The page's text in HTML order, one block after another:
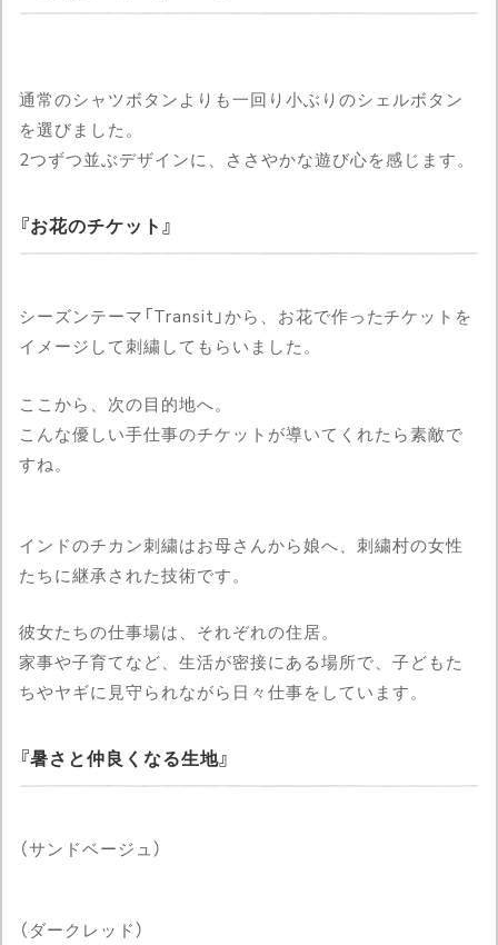
通常のシャツボタンよりも一回り小ぶりのシェルボタン
を選びました。
2つずつ並ぶデザインに、ささやかな遊び心を感じます。
お花のチケット
シーズンテーマ「Transit」から、お花で作ったチケットを
イメージして刺繍してもらいました。
ここから、次の目的地へ。
こんな優しい手仕事のチケットが導いてくれたら素敵で
すね。
インドのチカン刺繍はお母さんから娘へ、刺繍村の女性
たちに継承された技術です。
彼女たちの仕事場は、それぞれの住居。
家事や子育てなど、生活が密接にある場所で、子どもた
ちやヤギに見守られながら日々仕事をしています。
暑さと仲良くなる生地
（サンドベージュ）
（ダークレッド）